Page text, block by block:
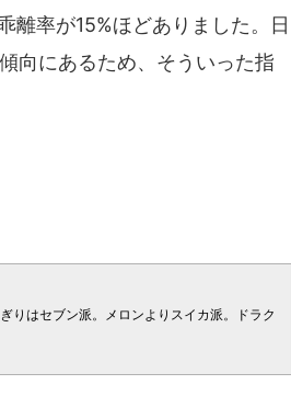
離率が15%ほどありました。日
向にあるため、そういった指
りはセブン派。メロンよりスイカ派。ドラク